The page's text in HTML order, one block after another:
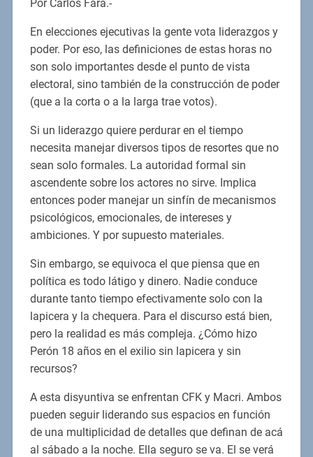
Por Carlos Fara.-
En elecciones ejecutivas la gente vota liderazgos y
poder. Por eso, las definiciones de estas horas no
son solo importantes desde el punto de vista
electoral, sino también de la construcción de poder
(que a la corta o a la larga trae votos).
Si un liderazgo quiere perdurar en el tiempo
necesita manejar diversos tipos de resortes que no
sean solo formales. La autoridad formal sin
ascendente sobre los actores no sirve. Implica
entonces poder manejar un sinfín de mecanismos
psicológicos, emocionales, de intereses y
ambiciones. Y por supuesto materiales.
Sin embargo, se equivoca el que piensa que en
política es todo látigo y dinero. Nadie conduce
durante tanto tiempo efectivamente solo con la
lapicera y la chequera. Para el discurso está bien,
pero la realidad es más compleja. ¿Cómo hizo
Perón 18 años en el exilio sin lapicera y sin
recursos?
A esta disyuntiva se enfrentan CFK y Macri. Ambos
pueden seguir liderando sus espacios en función
de una multiplicidad de detalles que definan de acá
al sábado a la noche. Ella seguro se va. El se verá